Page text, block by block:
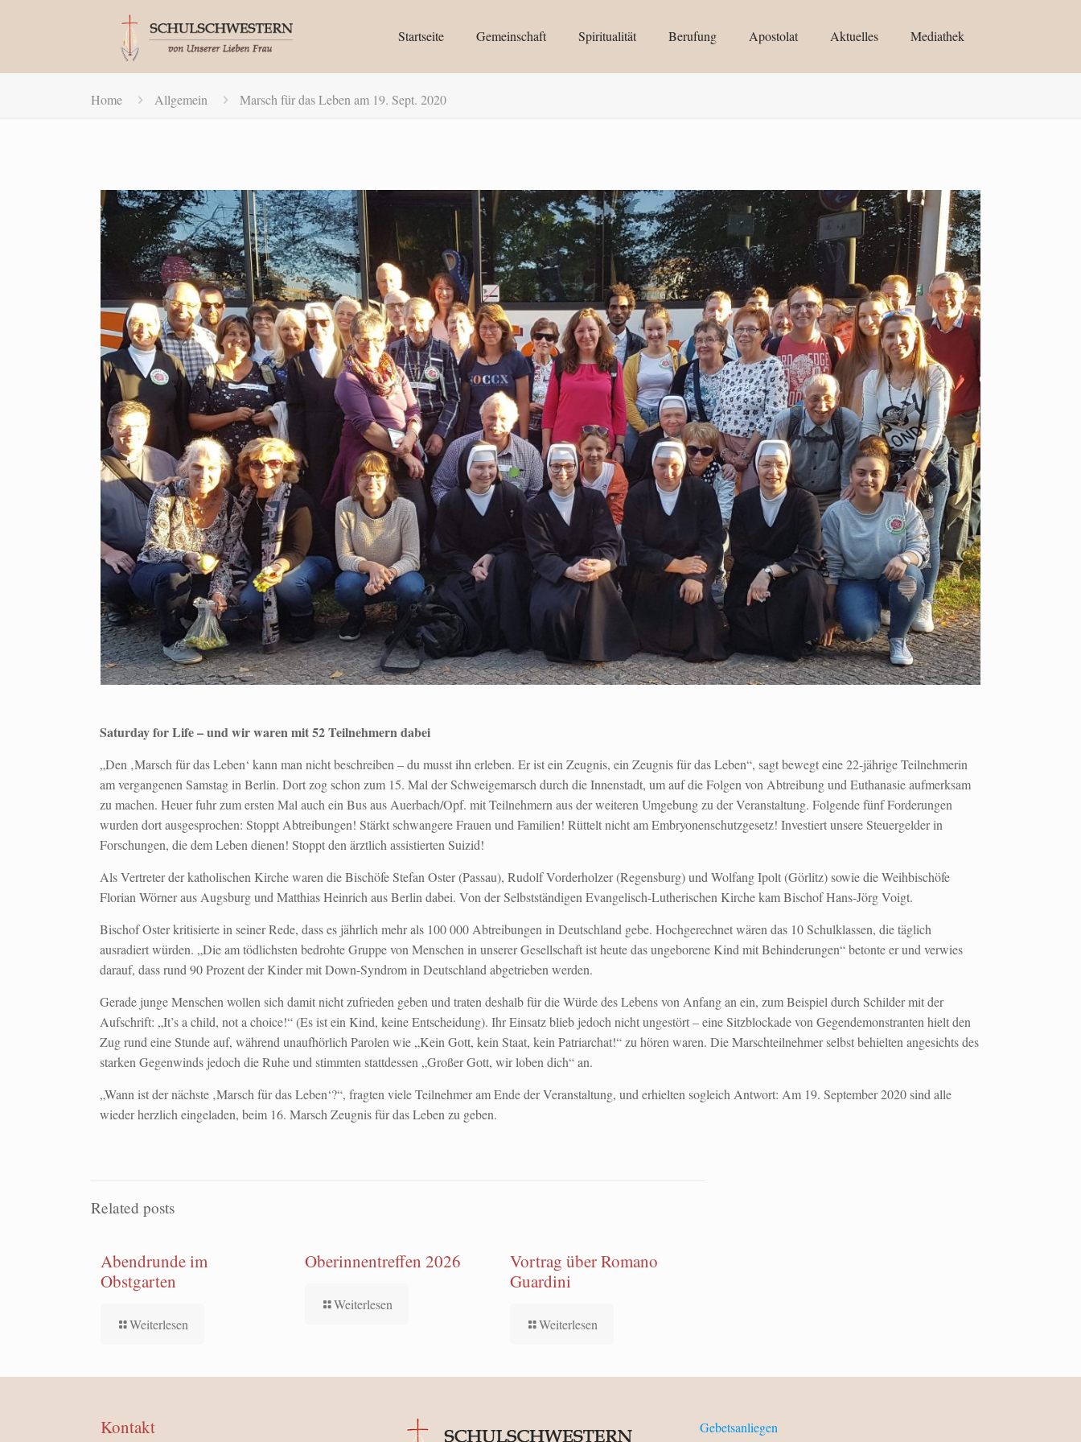
Startseite Gemeinschaft Spiritualität Berufung Apostolat Aktuelles Mediathek
Home Allgemein Marsch für das Leben am 19. Sept. 2020
Saturday for Life – und wir waren mit 52 Teilnehmern dabei
„Den ‚Marsch für das Leben‘ kann man nicht beschreiben – du musst ihn erleben. Er ist ein Zeugnis, ein Zeugnis für das Leben“, sagt bewegt eine 22-jährige Teilnehmerin
am vergangenen Samstag in Berlin. Dort zog schon zum 15. Mal der Schweigemarsch durch die Innenstadt, um auf die Folgen von Abtreibung und Euthanasie aufmerksam
zu machen. Heuer fuhr zum ersten Mal auch ein Bus aus Auerbach/Opf. mit Teilnehmern aus der weiteren Umgebung zu der Veranstaltung. Folgende fünf Forderungen
wurden dort ausgesprochen: Stoppt Abtreibungen! Stärkt schwangere Frauen und Familien! Rüttelt nicht am Embryonenschutzgesetz! Investiert unsere Steuergelder in
Forschungen, die dem Leben dienen! Stoppt den ärztlich assistierten Suizid!
Als Vertreter der katholischen Kirche waren die Bischöfe Stefan Oster (Passau), Rudolf Vorderholzer (Regensburg) und Wolfang Ipolt (Görlitz) sowie die Weihbischöfe
Florian Wörner aus Augsburg und Matthias Heinrich aus Berlin dabei. Von der Selbstständigen Evangelisch-Lutherischen Kirche kam Bischof Hans-Jörg Voigt.
Bischof Oster kritisierte in seiner Rede, dass es jährlich mehr als 100 000 Abtreibungen in Deutschland gebe. Hochgerechnet wären das 10 Schulklassen, die täglich
ausradiert würden. „Die am tödlichsten bedrohte Gruppe von Menschen in unserer Gesellschaft ist heute das ungeborene Kind mit Behinderungen“ betonte er und verwies
darauf, dass rund 90 Prozent der Kinder mit Down-Syndrom in Deutschland abgetrieben werden.
Gerade junge Menschen wollen sich damit nicht zufrieden geben und traten deshalb für die Würde des Lebens von Anfang an ein, zum Beispiel durch Schilder mit der
Aufschrift: „It’s a child, not a choice!“ (Es ist ein Kind, keine Entscheidung). Ihr Einsatz blieb jedoch nicht ungestört – eine Sitzblockade von Gegendemonstranten hielt den
Zug rund eine Stunde auf, während unaufhörlich Parolen wie „Kein Gott, kein Staat, kein Patriarchat!“ zu hören waren. Die Marschteilnehmer selbst behielten angesichts des
starken Gegenwinds jedoch die Ruhe und stimmten stattdessen „Großer Gott, wir loben dich“ an.
„Wann ist der nächste ‚Marsch für das Leben‘?“, fragten viele Teilnehmer am Ende der Veranstaltung, und erhielten sogleich Antwort: Am 19. September 2020 sind alle
wieder herzlich eingeladen, beim 16. Marsch Zeugnis für das Leben zu geben.
Related posts
Abendrunde im
Obstgarten
Weiterlesen
Oberinnentreffen 2026
Weiterlesen
Vortrag über Romano
Guardini
Weiterlesen
Kontakt
Gebetsanliegen